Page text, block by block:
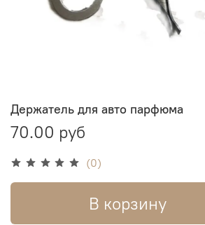
(0)
Держатель для авто парфюма
70.00 руб
В корзину